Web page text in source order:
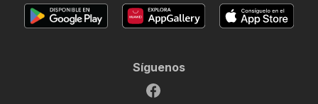
Síguenos